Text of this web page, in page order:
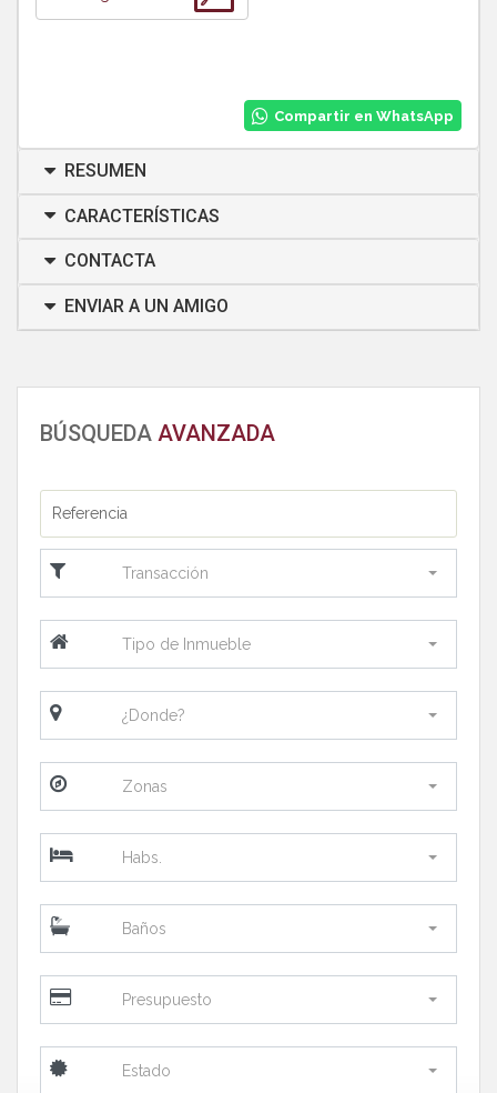
Compartir en WhatsApp
RESUMEN
CARACTERÍSTICAS
CONTACTA
ENVIAR A UN AMIGO
BÚSQUEDA AVANZADA
Transacción
Tipo de Inmueble
¿Donde?
Zonas
Habs.
Baños
Presupuesto
Estado